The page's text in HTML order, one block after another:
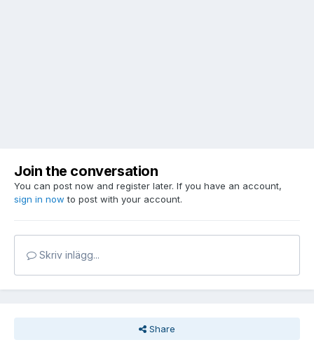
Join the conversation
You can post now and register later. If you have an account,
sign in now to post with your account.
Skriv inlägg...
Share